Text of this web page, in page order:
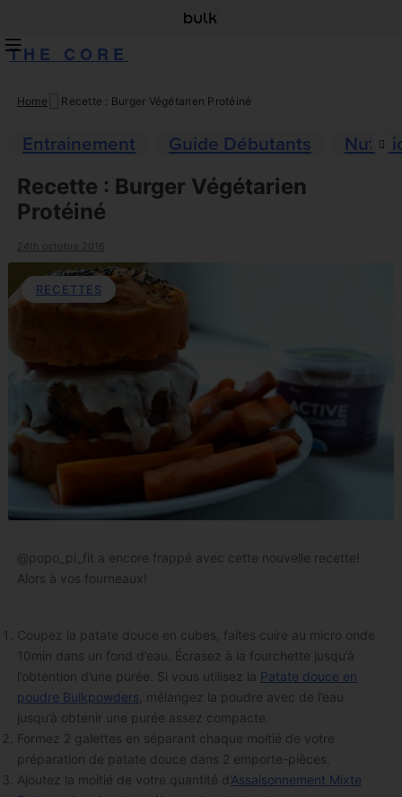
THE CORE
Skip
content
Home Recette : Burger Végétarien Protéiné
Entrainement Guide Débutants
Recette : Burger Végétarien
Protéiné
24th octobre 2016
RECETTES
@popo_pi_fit a encore frappé avec cette nouvelle recette!
Alors à vos fourneaux!
Coupez la patate douce en cubes, faites cuire au micro onde
10min dans un fond d’eau. Écrasez à la fourchette jusqu’à
l’obtention d’une purée. Si vous utilisez la Patate douce en
poudre Bulkpowders , mélangez la poudre avec de l’eau
jusqu’à obtenir une purée assez compacte.
Formez 2 galettes en séparant chaque moitié de votre
préparation de patate douce dans 2 emporte-pièces.
Ajoutez la moitié de votre quantité d’Assaisonnement Mixte